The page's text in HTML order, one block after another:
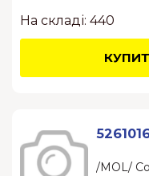
На складі: 440
/MOL/